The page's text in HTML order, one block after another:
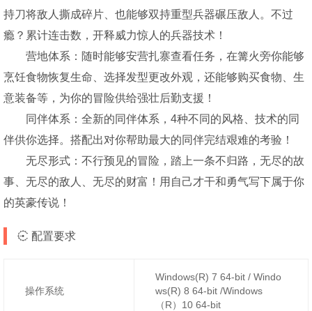
持刀将敌人撕成碎片、也能够双持重型兵器碾压敌人。不过
瘾？累计连击数，开释威力惊人的兵器技术！
营地体系：随时能够安营扎寨查看任务，在篝火旁你能够
烹饪食物恢复生命、选择发型更改外观，还能够购买食物、生
意装备等，为你的冒险供给强壮后勤支援！
同伴体系：全新的同伴体系，4种不同的风格、技术的同
伴供你选择。搭配出对你帮助最大的同伴完结艰难的考验！
无尽形式：不行预见的冒险，踏上一条不归路，无尽的故
事、无尽的敌人、无尽的财富！用自己才干和勇气写下属于你
的英豪传说！
配置要求
操作系统
Windows(R) 7 64-bit / Windo
ws(R) 8 64-bit /Windows
（R）10 64-bit